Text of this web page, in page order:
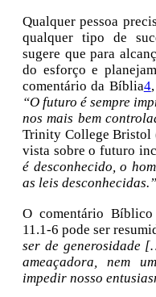
Qualquer pessoa
qualquer tipo de
sugere que para
do esforço e
comentário da Bíblia4
“O futuro é sempre
nos mais bem
Trinity College Bristol
vista sobre o futuro
é desconhecido, o
as leis desconhecidas.”
O comentário
11.1-6 pode ser
ser de generosidade
ameaçadora, nem
impedir nosso